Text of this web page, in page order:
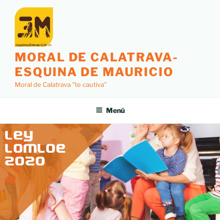
MORAL DE CALATRAVA-
ESQUINA DE MAURICIO
Moral de Calatrava "te cautiva"
Menú